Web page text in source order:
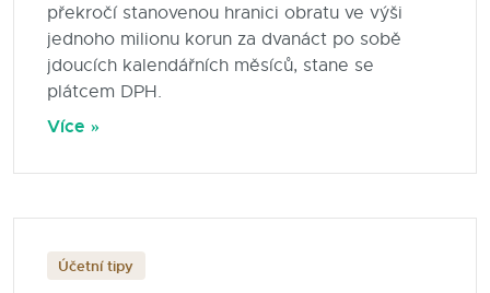
překročí stanovenou hranici obratu ve výši
jednoho milionu korun za dvanáct po sobě
jdoucích kalendářních měsíců, stane se
plátcem DPH.
Více »
Účetní tipy